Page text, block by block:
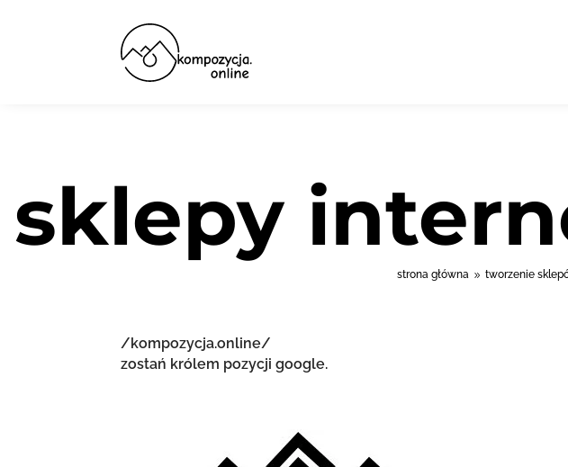
sklepy
strona główna 9 tworzenie
/kompozycja.online/
zostań królem pozycji google.